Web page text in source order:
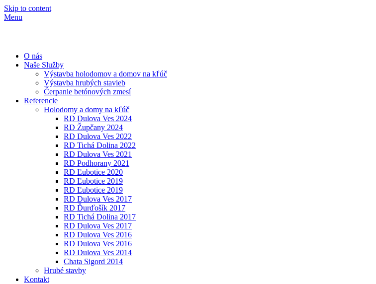
Skip to content
Menu
O nás
Naše Služby
Výstavba holodomov a domov na kľúč
Výstavba hrubých stavieb
Čerpanie betónových zmesí
Referencie
Holodomy a domy na kľúč
RD Dulova Ves 2024
RD Župčany 2024
RD Dulova Ves 2022
RD Tichá Dolina 2022
RD Dulova Ves 2021
RD Podhorany 2021
RD Ľubotice 2020
RD Ľubotice 2019
RD Ľubotice 2019
RD Dulova Ves 2017
RD Ďurďošík 2017
RD Tichá Dolina 2017
RD Dulova Ves 2017
RD Dulova Ves 2016
RD Dulova Ves 2016
RD Dulova Ves 2014
Chata Sigord 2014
Hrubé stavby
Kontakt